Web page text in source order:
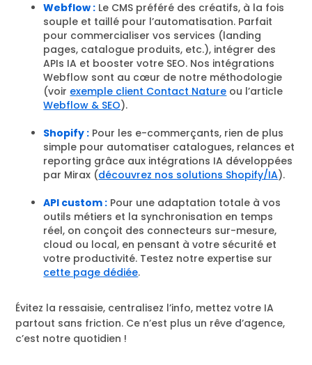
Webflow : Le CMS préféré des créatifs, à la fois
souple et taillé pour l’automatisation. Parfait
pour commercialiser vos services (landing
pages, catalogue produits, etc.), intégrer des
APIs IA et booster votre SEO. Nos intégrations
Webflow sont au cœur de notre méthodologie
(voir exemple client Contact Nature ou l’article
Webflow & SEO).
Shopify : Pour les e-commerçants, rien de plus
simple pour automatiser catalogues, relances et
reporting grâce aux intégrations IA développées
par Mirax (découvrez nos solutions Shopify/IA).
API custom : Pour une adaptation totale à vos
outils métiers et la synchronisation en temps
réel, on conçoit des connecteurs sur-mesure,
cloud ou local, en pensant à votre sécurité et
votre productivité. Testez notre expertise sur
cette page dédiée.
Évitez la ressaisie, centralisez l’info, mettez votre IA
partout sans friction. Ce n’est plus un rêve d’agence,
c’est notre quotidien !